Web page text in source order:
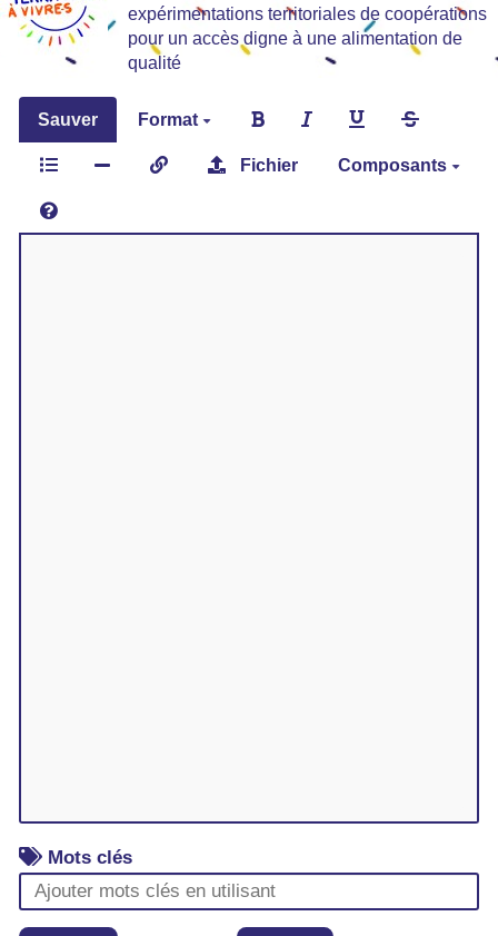
expérimentations territoriales de coopérations
pour un accès digne à une alimentation de
qualité
Sauver Format
Fichier Composants
Mots clés